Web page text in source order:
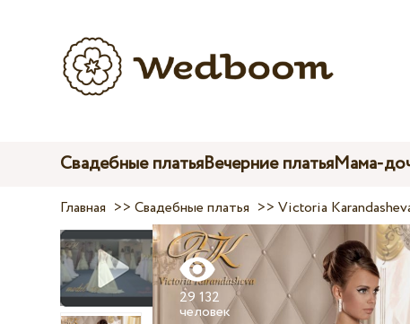
Свадебные платьяВечерние платьяМама-
Главная >>Свадебные платья >>Victoria
29 132
человек